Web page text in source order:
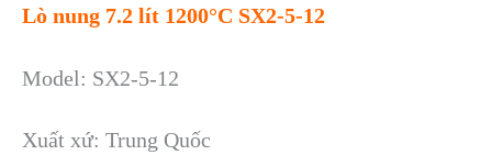
Lò nung 7.2 lít 1200°C SX2-5-12
Model: SX2-5-12
Xuất xứ: Trung Quốc